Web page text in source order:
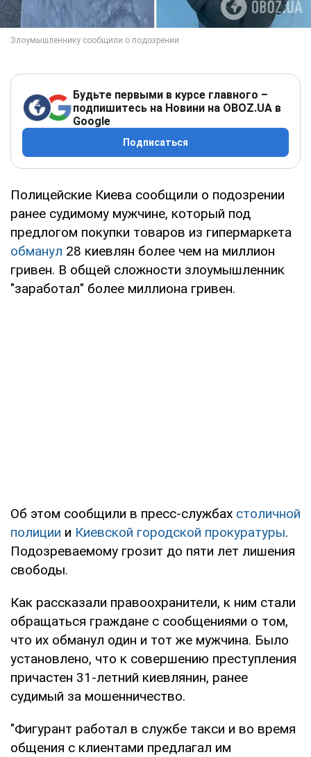
Будьте первыми в курсе главного –
подпишитесь на Новини на OBOZ.UA в
Google
Подписаться
Полицейские Киева сообщили о подозрении
ранее судимому мужчине, который под
предлогом покупки товаров из гипермаркета
обманул 28 киевлян более чем на миллион
гривен. В общей сложности злоумышленник
"заработал" более миллиона гривен.
Об этом сообщили в пресс-службах столичной
полиции и Киевской городской прокуратуры.
Подозреваемому грозит до пяти лет лишения
свободы.
Как рассказали правоохранители, к ним стали
обращаться граждане с сообщениями о том,
что их обманул один и тот же мужчина. Было
установлено, что к совершению преступления
причастен 31-летний киевлянин, ранее
судимый за мошенничество.
"Фигурант работал в службе такси и во время
общения с клиентами предлагал им